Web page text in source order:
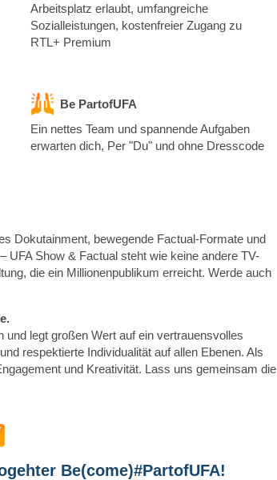
Arbeitsplatz erlaubt, umfangreiche
Sozialleistungen, kostenfreier Zugang zu
RTL+ Premium
Be PartofUFA
Ein nettes Team und spannende Aufgaben
erwarten dich, Per "Du" und ohne Dresscode
Dokutainment, bewegende Factual-Formate und
UFA Show & Factual steht wie keine andere TV-
die ein Millionenpublikum erreicht. Werde auch
und legt großen Wert auf ein vertrauensvolles
respektierte Individualität auf allen Ebenen. Als
und Kreativität. Lass uns gemeinsam die
Be(come)#PartofUFA!